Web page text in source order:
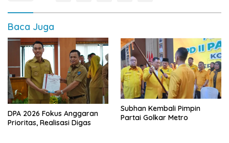
Baca Juga
DPA 2026 Fokus Anggaran
Prioritas, Realisasi Digas
Subhan Kembali Pimpin
Partai Golkar Metro